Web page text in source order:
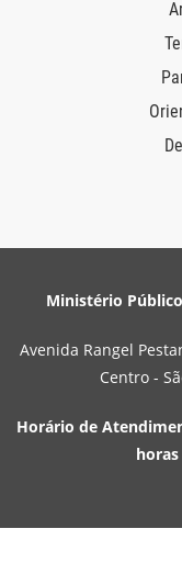
Ministério
Avenida Rangel
Centro -
Horário de
horas